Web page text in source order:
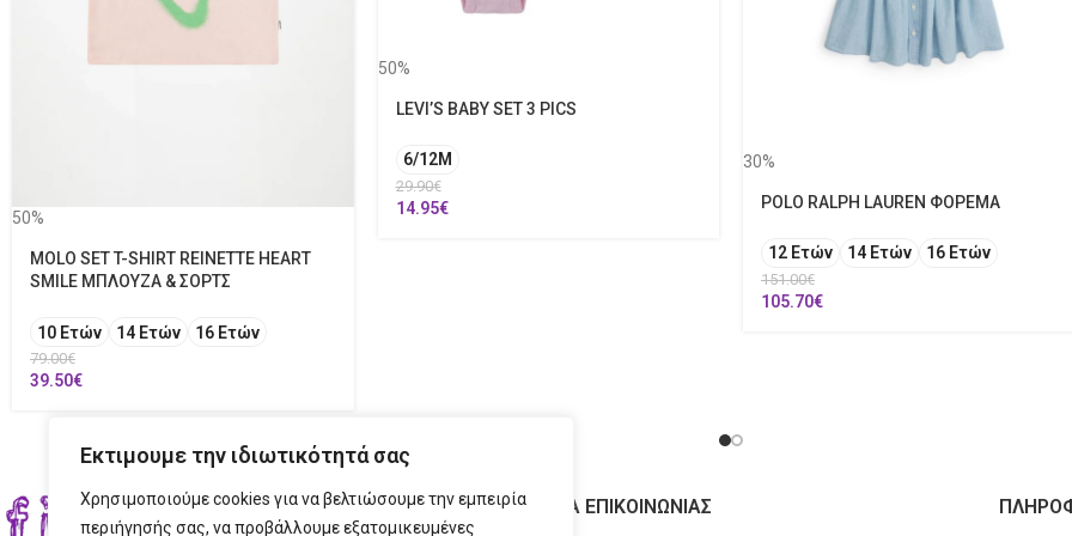
Εκτιμουμε την ιδιωτικότητά σας
Χρησιμοποιούμε cookies για να βελτιώσουμε την εμπειρία
περιήγησής σας, να προβάλλουμε εξατομικευμένες
50%
MOLO SET T-SHIRT REINETTE HEART
SMILE ΜΠΛΟΥΖΑ & ΣΟΡΤΣ
10 Ετών 14 Ετών 16 Ετών
79.00€
39.50€
50%
LEVI’S BABY SET 3 PICS
6/12M
29.90€
14.95€
30%
POLO RALPH LAUREN ΦΟΡΕΜΑ
12 Ετών 14 Ετών 16 Ετών
151.00€
105.70€
ΣΤΟΙΧΕΙΑ ΕΠΙΚΟΙΝΩΝΙΑΣ